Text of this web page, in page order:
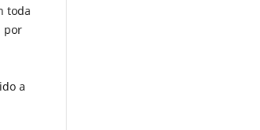
toda
por
a